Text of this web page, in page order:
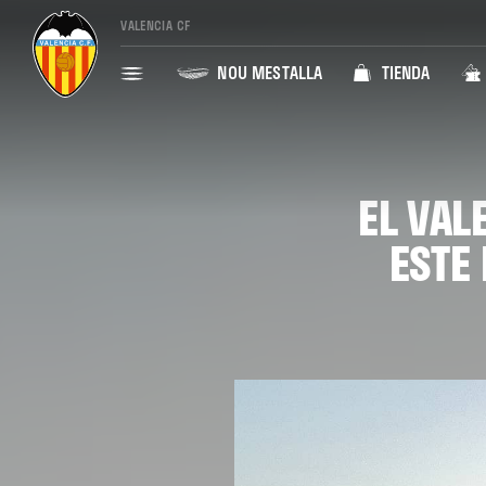
VALENCIA CF
NOU MESTALLA TIENDA
EL